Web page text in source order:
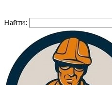
Найти: